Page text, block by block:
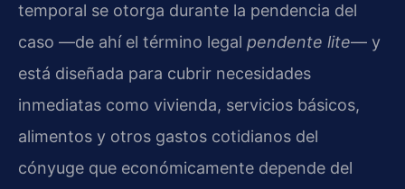
temporal se otorga durante la pendencia del
caso —de ahí el término legal pendente lite— y
está diseñada para cubrir necesidades
inmediatas como vivienda, servicios básicos,
alimentos y otros gastos cotidianos del
cónyuge que económicamente depende del